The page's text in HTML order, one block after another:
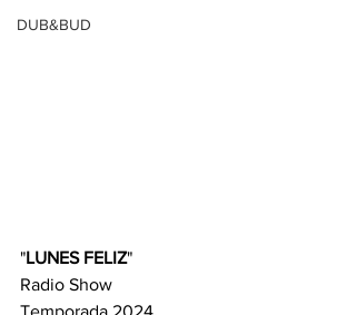
DUB&BUD
"LUNES FELIZ"
Radio Show